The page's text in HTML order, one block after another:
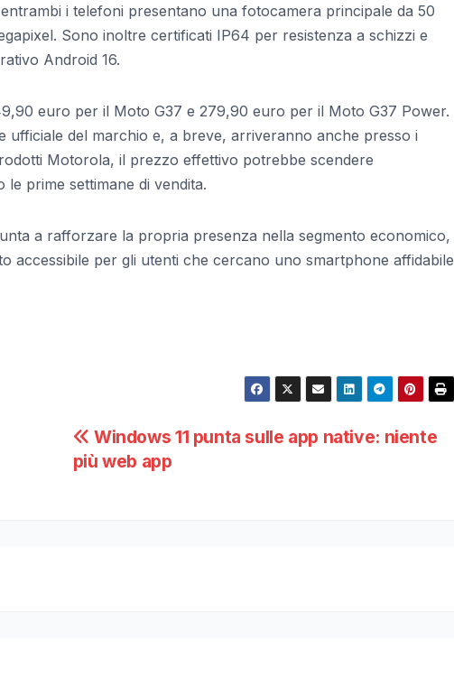
i telefoni presentano una fotocamera principale da 50
Sono inoltre certificati IP64 per resistenza a schizzi e
Android 16.
euro per il Moto G37 e 279,90 euro per il Moto G37 Power.
ufficiale del marchio e, a breve, arriveranno anche presso i
Motorola, il prezzo effettivo potrebbe scendere
prime settimane di vendita.
a rafforzare la propria presenza nella segmento economico,
accessibile per gli utenti che cercano uno smartphone affidabile
Windows 11 punta sulle app native: niente
più web app